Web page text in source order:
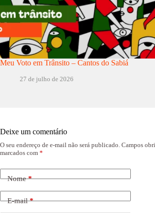
Meu Voto em Trânsito – Cantos do Sabiá
27 de julho de 2026
Deixe um comentário
O seu endereço de e-mail não será publicado. Campos
marcados com *
Nome*
E-mail*